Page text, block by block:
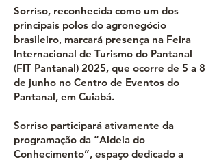
Sorriso, reconhecida como um dos
principais polos do agronegócio
brasileiro, marcará presença na Feira
Internacional de Turismo do Pantanal
(FIT Pantanal) 2025, que ocorre de 5 a 8
de junho no Centro de Eventos do
Pantanal, em Cuiabá.
Sorriso participará ativamente da
programação da “Aldeia do
Conhecimento”, espaço dedicado a